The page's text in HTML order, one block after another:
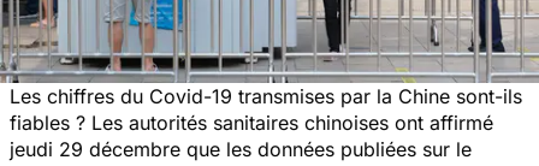
Les chiffres du Covid-19 transmises par la Chine sont-ils
fiables ? Les autorités sanitaires chinoises ont affirmé
jeudi 29 décembre que les données publiées sur le